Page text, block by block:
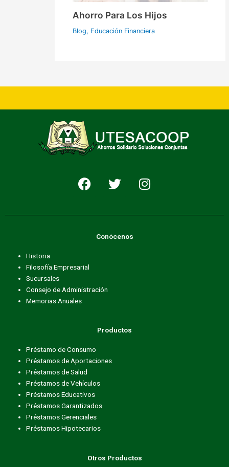
Ahorro Para Los Hijos
Blog, Educación Financiera
F
a
e
k
T
w
t
e
I
n
t
Conócenos
Historia
Filosofía Empresarial
Sucursales
Consejo de Administración
Memorias Anuales
Productos
Préstamo de Consumo
Préstamos de Aportaciones
Préstamos de Salud
Préstamos de Vehículos
Préstamos Educativos
Préstamos Garantizados
Préstamos Gerenciales
Préstamos Hipotecarios
Otros Productos